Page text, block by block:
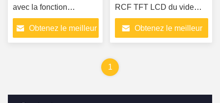
avec la fonction
d'avertissement de la
température finie
Obtenez le meilleur
RCF TFT LCD du vide
0.1mbar véritable
Obtenez le meilleur
1